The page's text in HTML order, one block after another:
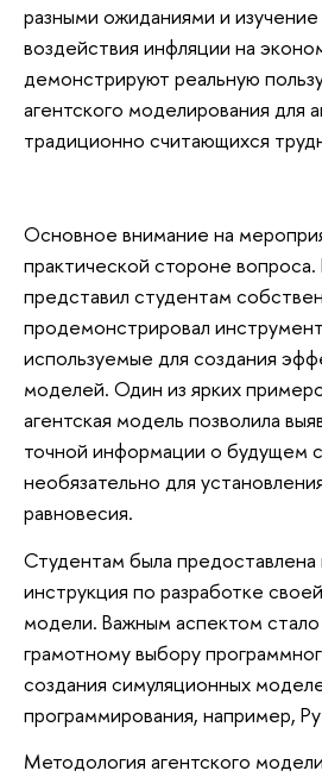
разными ожиданиями и
воздействия инфляции на
демонстрируют реальную
агентского моделирования для
традиционно считающихся
Основное внимание на
практической стороне
представил студентам
продемонстрировал
используемые для создания
моделей. Один из ярких
агентская модель позволила
точной информации о будущем
необязательно для
равновесия.
Студентам была предоставлена
инструкция по разработке
модели. Важным аспектом
грамотному выбору
создания симуляционных
программирования, например,
Методология агентского